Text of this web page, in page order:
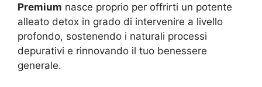
Premium nasce proprio per offrirti un potente
alleato detox in grado di intervenire a livello
profondo, sostenendo i naturali processi
depurativi e rinnovando il tuo benessere
generale.